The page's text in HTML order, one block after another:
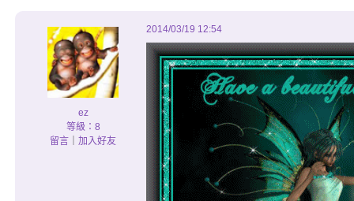
ez
等級：8
留言
加入好友
2014/03/19 12:54